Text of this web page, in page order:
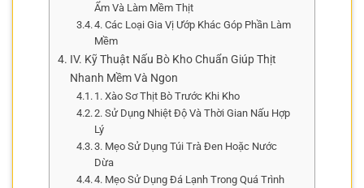
Ẩm Và Làm Mềm Thịt
4. Các Loại Gia Vị Ướp Khác Góp Phần Làm
Mềm
IV. Kỹ Thuật Nấu Bò Kho Chuẩn Giúp Thịt
Nhanh Mềm Và Ngon
1. Xào Sơ Thịt Bò Trước Khi Kho
2. Sử Dụng Nhiệt Độ Và Thời Gian Nấu Hợp
Lý
3. Mẹo Sử Dụng Túi Trà Đen Hoặc Nước
Dừa
4. Mẹo Sử Dụng Đá Lạnh Trong Quá Trình